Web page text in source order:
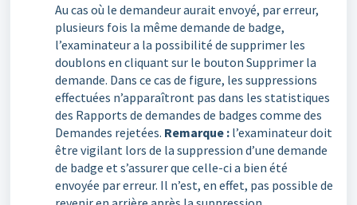
Au cas où le demandeur aurait envoyé, par erreur,
plusieurs fois la même demande de badge,
l’examinateur a la possibilité de supprimer les
doublons en cliquant sur le bouton Supprimer la
demande. Dans ce cas de figure, les suppressions
effectuées n’apparaîtront pas dans les statistiques
des Rapports de demandes de badges comme des
Demandes rejetées. Remarque : l’examinateur doit
être vigilant lors de la suppression d’une demande
de badge et s’assurer que celle-ci a bien été
envoyée par erreur. Il n’est, en effet, pas possible de